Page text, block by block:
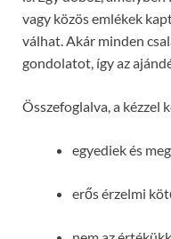
vagy közös emlékek
válhat. Akár minden
gondolatot, így az
Összefoglalva, a kézzel
egyediek és
erős érzelmi